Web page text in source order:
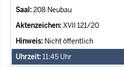
208 Neubau
XVII 121/20
Nicht öffentlich
11:45 Uhr